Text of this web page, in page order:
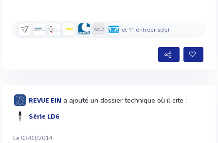
et 11 entreprise(s)
REVUE EIN a ajouté un dossier technique où il cite :
Série LD6
Le 03/03/2014